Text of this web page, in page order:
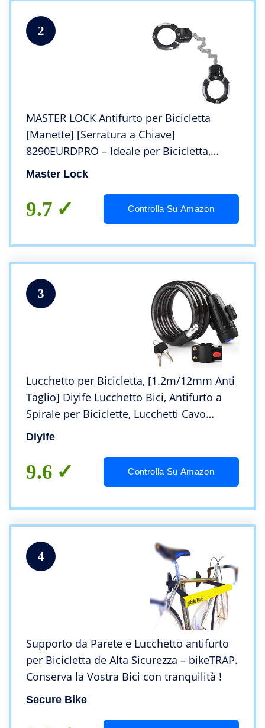
2
MASTER LOCK Antifurto per Bicicletta
[Manette] [Serratura a Chiave]
8290EURDPRO – Ideale per Bicicletta,
Monopattino Elettrico, Passeggino
Master Lock
9.7 Controlla Su Amazon
3
Lucchetto per Bicicletta, [1.2m/12mm Anti
Taglio] Diyife Lucchetto Bici, Antifurto a
Spirale per Biciclette, Lucchetti Cavo
Blocco antifurto con 2 Chiave per
Ciclismo,Motocicli, Passeggini,Scooter
Diyife
9.6 Controlla Su Amazon
4
Supporto da Parete e Lucchetto antifurto
per Bicicletta de Alta Sicurezza – bikeTRAP.
Conserva la Vostra Bici con tranquilità !
Secure Bike